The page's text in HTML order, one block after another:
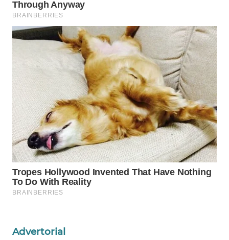
Advertorial
TRAVEL
WAHANA
TV
WAHANANEWS
WAHANANEWS
CO ID
WAHANANEWS
NET
WAHANA
SPORT
UMKM